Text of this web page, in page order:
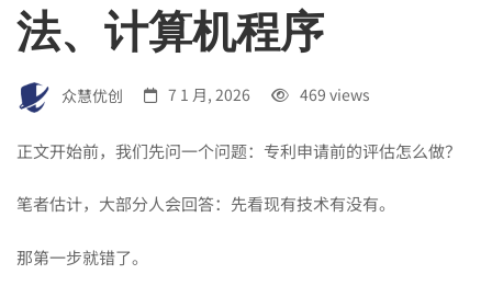
利
客
体
问
法、计算机程序
众慧优创 7 1 月, 2026 469 views
正文开始前，我们先问一个问题：专利申请前的评估怎么做？
笔者估计，大部分人会回答：先看现有技术有没有。
那第一步就错了。